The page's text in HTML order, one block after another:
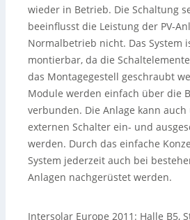
wieder in Betrieb. Die Schaltung
beeinflusst die Leistung der PV-
Normalbetrieb nicht. Das System
montierbar, da die
das Montagegestell geschraubt
Module werden einfach über die
verbunden. Die Anlage kann
externen Schalter ein- und
werden. Durch das einfache
System jederzeit auch bei
Anlagen nachgerüstet werden.
Intersolar Europe 2011: Halle B5,